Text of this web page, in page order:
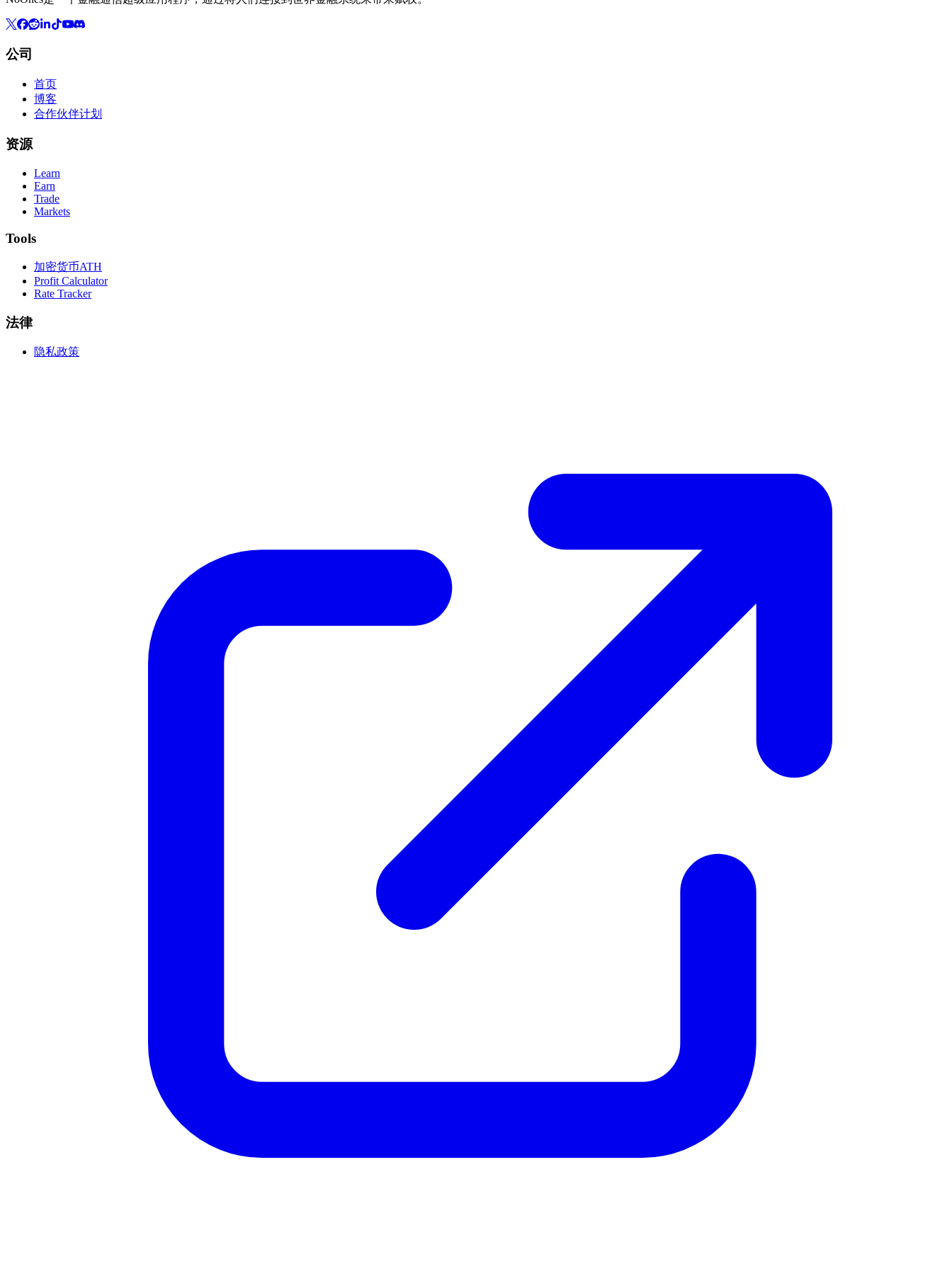
公司
首页
博客
合作伙伴计划
资源
Learn
Earn
Trade
Markets
Tools
加密货币ATH
Profit Calculator
Rate Tracker
法律
隐私政策